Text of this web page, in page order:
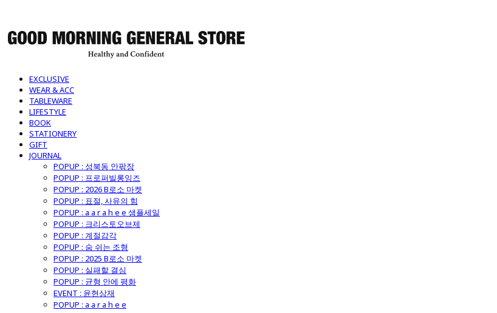
EXCLUSIVE
WEAR & ACC
TABLEWARE
LIFESTYLE
BOOK
STATIONERY
GIFT
JOURNAL
POPUP : 성북동 안팎장
POPUP : 프로퍼빌롱잉즈
POPUP : 2026 B로소 마켓
POPUP : 표절, 사유의 힘
POPUP : a a r a h e e 샘플세일
POPUP : 크리스토오브제
POPUP : 계절감각
POPUP : 숨 쉬는 조형
POPUP : 2025 B로소 마켓
POPUP : 실패할 결심
POPUP : 균형 안에 평화
EVENT : 윤현상재
POPUP : a a r a h e e